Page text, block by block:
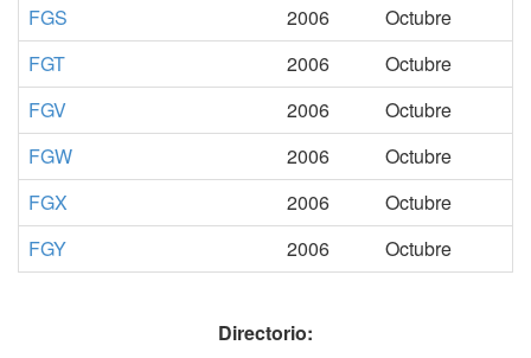
FGS
2006
Octubre
FGT
2006
Octubre
FGV
2006
Octubre
FGW
2006
Octubre
FGX
2006
Octubre
FGY
2006 Octubre
Directorio: